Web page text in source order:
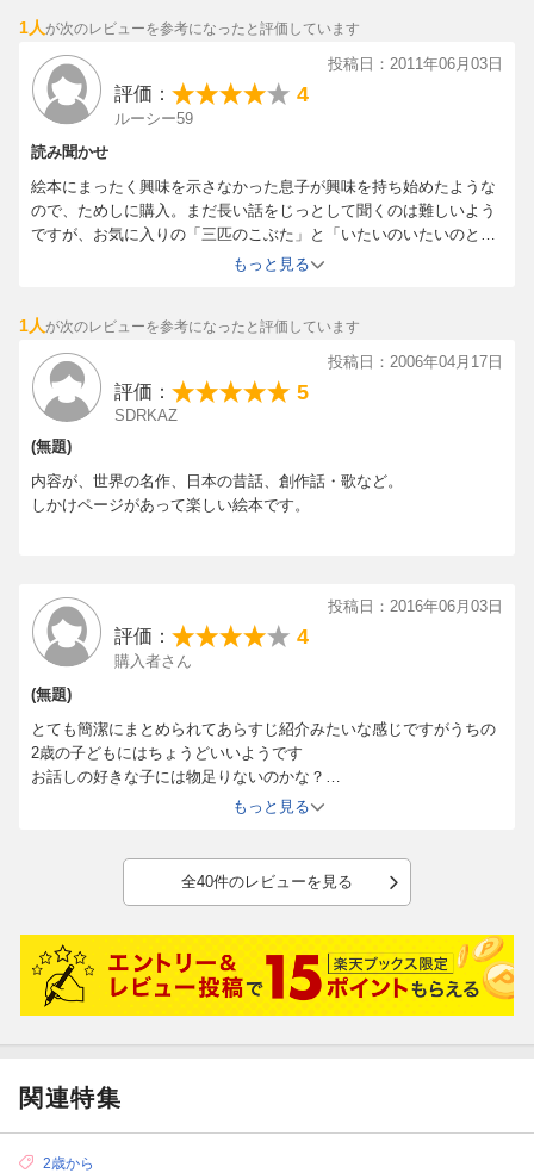
1人が次のレビューを参考になったと評価しています
投稿日：2011年06月03日
評価： 4
ルーシー59
読み聞かせ
絵本にまったく興味を示さなかった息子が興味を持ち始めたような
ので、ためしに購入。まだ長い話をじっとして聞くのは難しいよう
ですが、お気に入りの「三匹のこぶた」と「いたいのいたいのとん
でいけ」はおとなしく聞いているのでこれから毎日他のお話も落ち
もっと見る
1人が次のレビューを参考になったと評価しています
投稿日：2006年04月17日
評価： 5
SDRKAZ
(無題)
内容が、世界の名作、日本の昔話、創作話・歌など。
しかけページがあって楽しい絵本です。
投稿日：2016年06月03日
評価： 4
購入者さん
(無題)
とても簡潔にまとめられてあらすじ紹介みたいな感じですがうちの
2歳の子どもにはちょうどいいようです
お話しの好きな子には物足りないのかな？
しかけがあったりするので楽しんでいます♪3びきのこぶたと大きな
3歳になったら3さいだもんもまた買うつもりです♪
もっと見る
全40件のレビューを見る
関連特集
2歳から